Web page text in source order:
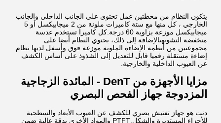
يتكون النظام من محطتين عمل تحتوي على الجانب الداخلي والجانب
الخارجي ، كل منها مع ستة كاميرات ملونة من 2 ميجابيكسل أو 5
ميجابيكسل موزعة بزاوية 60 درجة.كل كاميرا تستخدم عدسة
منخفضة التشويهبالإضافة إلى ذلك، يحتوي النظام أيضا على
مجموعتين من أنظمة الإضاءة الملونة موزعة فوق وأسفل.لديها نظام
إضاءة مستقلة رقميا قابل للتعديل إلى الشذوذ على أساس الكشف
عن العيوب الداخلية والخارجية.
مزايا الأجهزة من DenT - المائدة الزجاجية
المزدوجة جهاز الفحص البصري
دنت هو جهاز تفتيش بصري للكشف عن العيوب الأبعاد والسطحية
للأجزاء المستديرة والشكل.PTFT والمواد الأخرى بدقة عالية ضمن